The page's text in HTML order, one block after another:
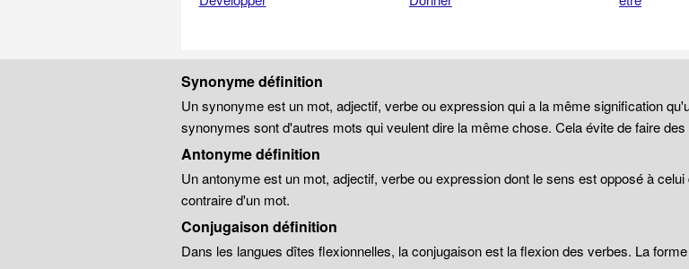
Synonyme définition
Un synonyme est un mot, adjectif, verbe ou expression qui a la même signification
synonymes sont d'autres mots qui veulent dire la même chose. Cela évite de faire
Antonyme définition
Un antonyme est un mot, adjectif, verbe ou expression dont le sens est opposé à
contraire d'un mot.
Conjugaison définition
Dans les langues dîtes flexionnelles, la conjugaison est la flexion des verbes. La